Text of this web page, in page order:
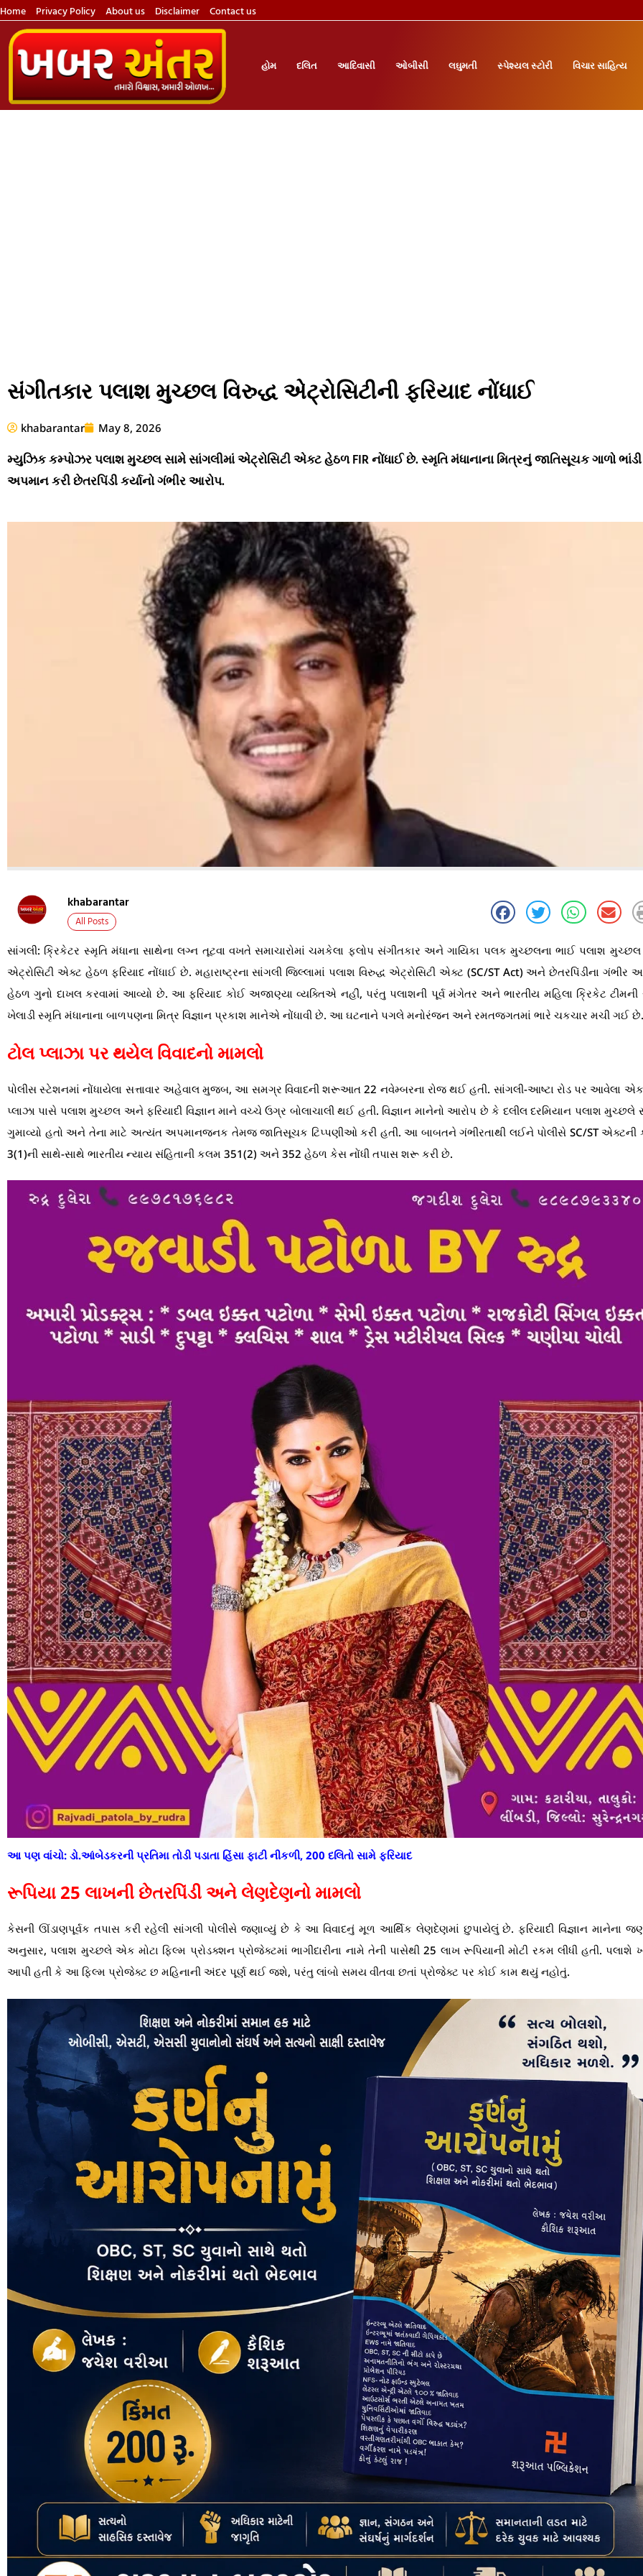
Home Privacy Policy About us Disclaimer Contact us
હોમ દલિત આદિવાસી ઓબીસી લઘુમતી સ્પેશ્યલ સ્ટોરી વિચાર સાહિત્ય
સંગીતકાર પલાશ મુચ્છલ વિરુદ્ધ એટ્રોસિટીની ફરિયાદ નોંધાઈ
khabarantar May 8, 2026
મ્યુઝિક કમ્પોઝર પલાશ મુચ્છલ સામે સાંગલીમાં એટ્રોસિટી એક્ટ હેઠળ FIR નોંધાઈ છે. સ્મૃતિ મંધાનાના મિત્રનું જાતિસૂચક ગાળો ભાંડી
અપમાન કરી છેતરપિંડી કર્યાનો ગંભીર આરોપ.
khabarantar
All Posts
સાંગલી: ક્રિકેટર સ્મૃતિ મંધાના સાથેના લગ્ન તૂટવા વખતે સમાચારોમાં ચમકેલા ફ્લોપ સંગીતકાર અને ગાયિકા પલક મુચ્છલના ભાઈ પલાશ
એટ્રોસિટી એક્ટ હેઠળ ફરિયાદ નોંધાઈ છે. મહારાષ્ટ્રના સાંગલી જિલ્લામાં પલાશ વિરુદ્ધ એટ્રોસિટી એક્ટ (SC/ST Act) અને છેતરપિંડીના ગંભીર
હેઠળ ગુનો દાખલ કરવામાં આવ્યો છે. આ ફરિયાદ કોઈ અજાણ્યા વ્યક્તિએ નહીં, પરંતુ પલાશની પૂર્વ મંગેતર અને ભારતીય મહિલા ક્રિકેટ ટીમની
ખેલાડી સ્મૃતિ મંધાનાના બાળપણના મિત્ર વિજ્ઞાન પ્રકાશ માનેએ નોંધાવી છે. આ ઘટનાને પગલે મનોરંજન અને રમતજગતમાં ભારે ચકચાર મચી ગઈ છે.
ટોલ પ્લાઝા પર થયેલ વિવાદનો મામલો
પોલીસ સ્ટેશનમાં નોંધાયેલા સત્તાવાર અહેવાલ મુજબ, આ સમગ્ર વિવાદની શરૂઆત 22 નવેમ્બરના રોજ થઈ હતી. સાંગલી-આષ્ટા રોડ પર આવેલા
પ્લાઝા પાસે પલાશ મુચ્છલ અને ફરિયાદી વિજ્ઞાન માને વચ્ચે ઉગ્ર બોલાચાલી થઈ હતી. વિજ્ઞાન માનેનો આરોપ છે કે દલીલ દરમિયાન પલાશ
ગુમાવ્યો હતો અને તેના માટે અત્યંત અપમાનજનક તેમજ જાતિસૂચક ટિપ્પણીઓ કરી હતી. આ બાબતને ગંભીરતાથી લઈને પોલીસે SC/ST એક્ટની
3(1)ની સાથે-સાથે ભારતીય ન્યાય સંહિતાની કલમ 351(2) અને 352 હેઠળ કેસ નોંધી તપાસ શરૂ કરી છે.
આ પણ વાંચો: ડો.આંબેડકરની પ્રતિમા તોડી પડાતા હિંસા ફાટી નીકળી, 200 દલિતો સામે ફરિયાદ
રૂપિયા 25 લાખની છેતરપિંડી અને લેણદેણનો મામલો
કેસની ઊંડાણપૂર્વક તપાસ કરી રહેલી સાંગલી પોલીસે જણાવ્યું છે કે આ વિવાદનું મૂળ આર્થિક લેણદેણમાં છુપાયેલું છે. ફરિયાદી વિજ્ઞાન માનેના
અનુસાર, પલાશ મુચ્છલે એક મોટા ફિલ્મ પ્રોડક્શન પ્રોજેક્ટમાં ભાગીદારીના નામે તેની પાસેથી 25 લાખ રૂપિયાની મોટી રકમ લીધી હતી. પલાશે
આપી હતી કે આ ફિલ્મ પ્રોજેક્ટ છ મહિનાની અંદર પૂર્ણ થઈ જશે, પરંતુ લાંબો સમય વીતવા છતાં પ્રોજેક્ટ પર કોઈ કામ થયું નહોતું.